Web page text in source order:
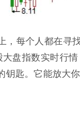
，每个人都在寻
盘指数实时行
钥匙。它能放大